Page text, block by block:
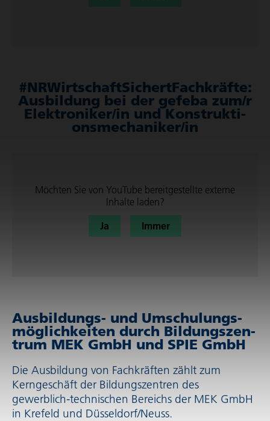
#NRWirt­schaft­Si­chertFach­kräfte:
Ausbil­dung bei der gefeba zum/r
Elek­tro­niker/in und Konstruk­ti­
ons­me­cha­niker/in
Möchten Sie von YouTube bereit­ge­stellte externe
Inhalte laden?
Ja
Immer
Ausbil­dungs- und Umschu­lungs­
mög­lich­keiten durch Bildungs­zen­
trum MEK GmbH und SPIE GmbH
Die Ausbildung von Fachkräften zählt zum
Kerngeschäft der Bildungs­zen­tren des
gewerblich-technischen Bereichs der MEK GmbH
in Krefeld und Düsseldorf/Neuss.